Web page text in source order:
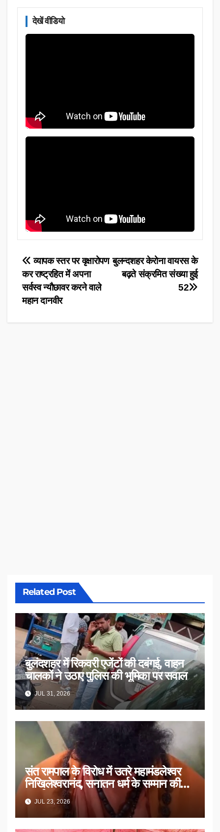
देखें वीडियो
Post
navigation
बुलन्दशहर केरोना वायरस के
बढ़ते संक्रमित संख्या हुई
52
व्यापक स्तर पर वृक्षारोपण
कर राष्ट्रहित में अपना
सर्वस्व न्यौछावर करने वाले
महान दानवीर
Related Post
बुलंदशहर में रिकवरी एजेंटों की दबंगई, वाहन
चालकों ने उठाए पुलिस की भूमिका पर सवाल
JUL 31, 2026
संत रामपाल के विरोध में उतरे महामंडलेश्वर
निखिलेश्वरानंद, सनातन धर्म के सम्मान की
उठाई मांग
JUL 23, 2026